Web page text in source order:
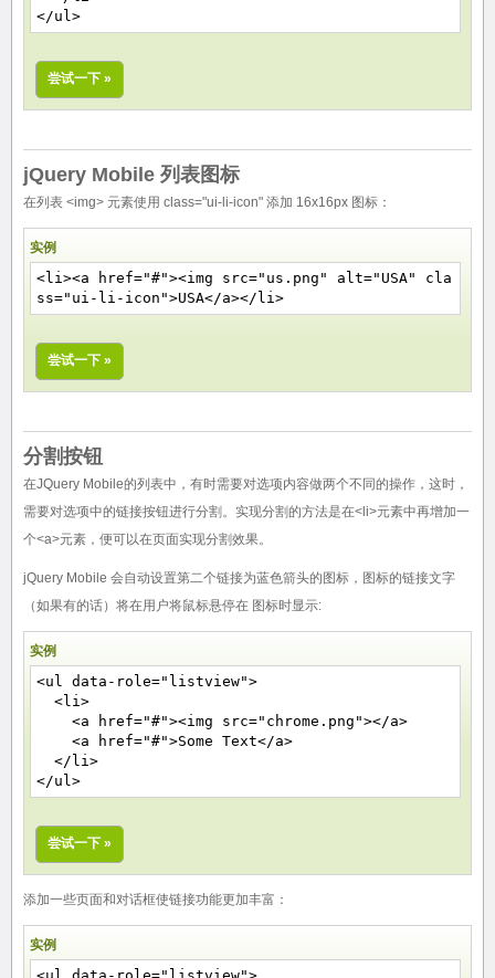
</ul>
尝试一下 »
jQuery Mobile 列表图标
在列表 <img> 元素使用 class="ui-li-icon" 添加 16x16px 图标：
实例
<li><a href="#"><img src="us.png" alt="USA" cla
ss="ui-li-icon">USA</a></li>
尝试一下 »
分割按钮
在JQuery Mobile的列表中，有时需要对选项内容做两个不同的操作，这时，
需要对选项中的链接按钮进行分割。实现分割的方法是在<li>元素中再增加一
个<a>元素，便可以在页面实现分割效果。
jQuery Mobile 会自动设置第二个链接为蓝色箭头的图标，图标的链接文字
（如果有的话）将在用户将鼠标悬停在 图标时显示:
实例
<ul data-role="listview">
<li>
<a href="#"><img src="chrome.png"></a>
<a href="#">Some Text</a>
</li>
</ul>
尝试一下 »
添加一些页面和对话框使链接功能更加丰富：
实例